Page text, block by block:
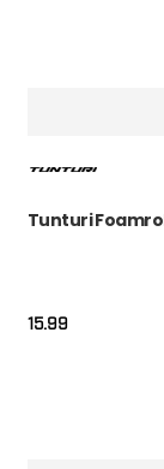
Tunturi
15.99